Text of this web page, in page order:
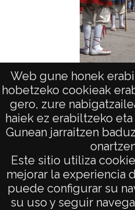
Web gune honek
hobetzeko cookieak
gero, zure
haiek ez erabiltzeko
Gunean jarraitzen
Este sitio utiliza
mejorar la experiencia
puede configurar su
su uso y seguir
Fiestas de Alava
AVISO LEGAL
POLÍTICA DE
ACCESIBILIDAD
ATENCIÓN